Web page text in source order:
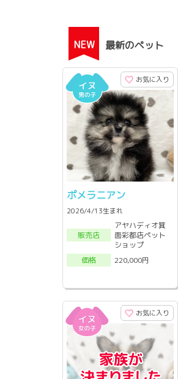
NEW 最新のペット
お気に入り
ポメラニアン
2026/4/13生まれ
販売店
アヤハディオ箕
面彩都店ペット
ショップ
価格
220,000円
お気に入り